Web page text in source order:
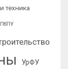
техника
УрФУ